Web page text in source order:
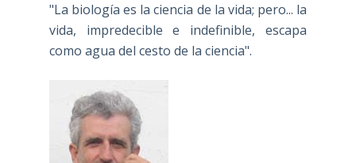
"La biología es la ciencia de la vida; pero... la
vida, impredecible e indefinible, escapa
como agua del cesto de la ciencia".